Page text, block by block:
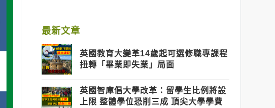
最新文章
英國教育大變革14歲起可選修職專課程
扭轉「畢業即失業」局面
英國智庫倡大學改革：留學生比例將設
上限 整體學位恐削三成 頂尖大學學費